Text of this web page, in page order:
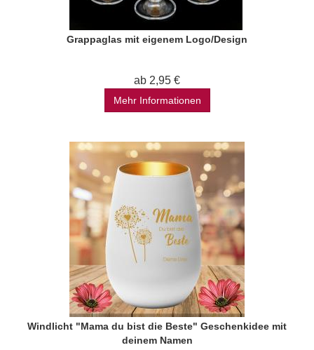
Grappaglas mit eigenem Logo/Design
ab 2,95 €
Mehr Informationen
Windlicht "Mama du bist die Beste" Geschenkidee mit
deinem Namen